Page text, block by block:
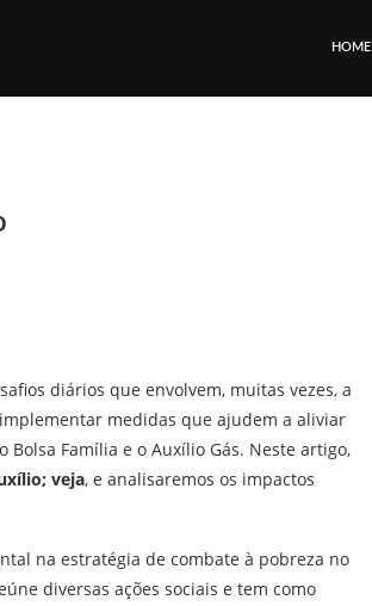
HOME
diários que envolvem, muitas vezes, a
medidas que ajudem a aliviar
Família e o Auxílio Gás. Neste artigo,
veja, e analisaremos os impactos
na estratégia de combate à pobreza no
diversas ações sociais e tem como